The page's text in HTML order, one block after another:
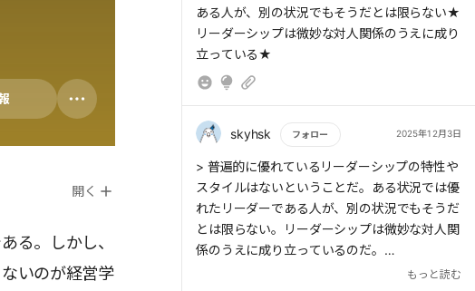
開く
る。しかし、
いのが経営学
ある人が、別の状況でもそうだとは限らない★
リーダーシップは微妙な対人関係のうえに成り
立っている★
skyhsk フォロー 2025年12月3日
もっと読む
> 普遍的に優れているリーダーシップの特性や
スタイルはないということだ。ある状況では優
れたリーダーである人が、別の状況でもそうだ
とは限らない。リーダーシップは微妙な対人関
係のうえに成り立っているのだ。
もっと読む